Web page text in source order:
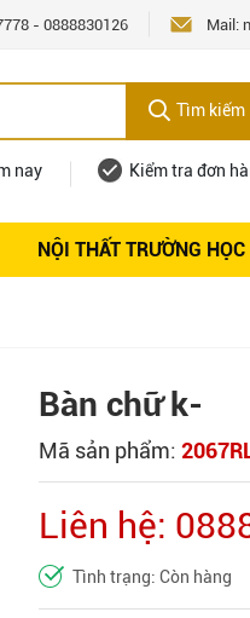
- 0888830126 Mail:
Tìm kiếm
nay Kiểm tra đơn
NỘI THẤT TRƯỜNG HỌC
Bàn chữ k-
Mã sản phẩm:
Liên hệ:
Tình trạng: Còn hàng